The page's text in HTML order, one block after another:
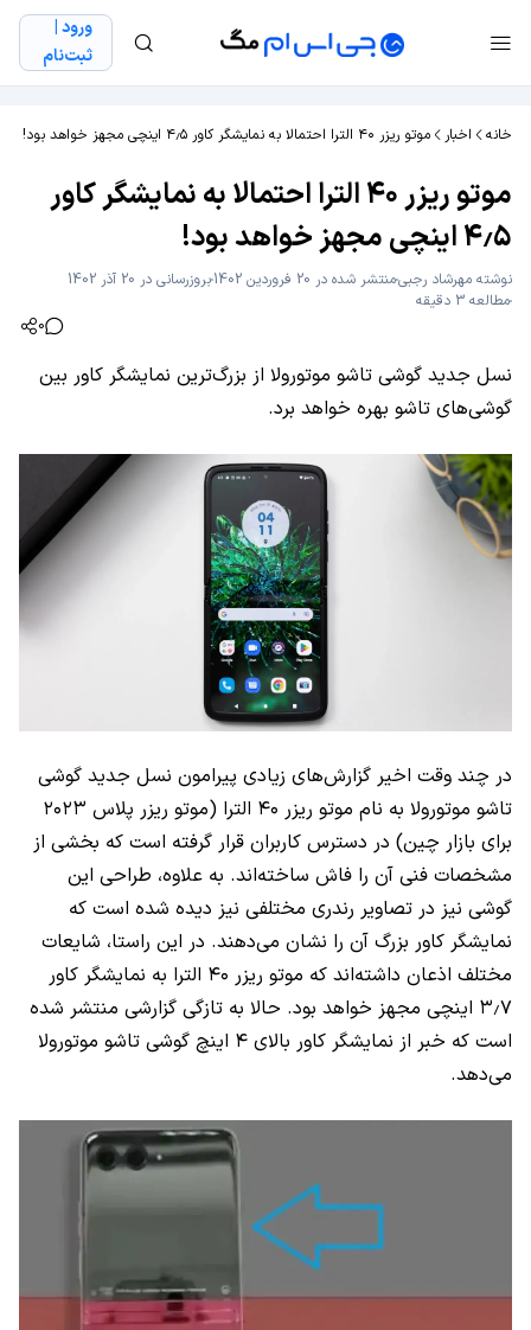
ورود |
ثبت‌نام
خانه اخبار موتو ریزر ۴۰ الترا احتمالا به نمایشگر کاور ۴٫۵ اینچی مجهز خواهد بود!
موتو ریزر ۴۰ الترا احتمالا به نمایشگر کاور
۴٫۵ اینچی مجهز خواهد بود!
نوشته مهرشاد رجبیمنتشر شده در 20 فروردین 1402
بروزرسانی در 20 آذر 1402
مطالعه 3 دقیقه
0
نسل جدید گوشی تاشو موتورولا از بزرگ‌ترین نمایشگر کاور بین
گوشی‌های تاشو بهره خواهد برد.
در چند وقت اخیر گزارش‌های زیادی پیرامون نسل جدید گوشی
تاشو موتورولا به نام موتو ریزر ۴۰ الترا (موتو ریزر پلاس ۲۰۲۳
برای بازار چین) در دسترس کاربران قرار گرفته است که بخشی از
مشخصات فنی آن را فاش ساخته‌اند. به علاوه، طراحی این
گوشی نیز در تصاویر رندری مختلفی نیز دیده شده است که
نمایشگر کاور بزرگ آن را نشان می‌دهند. در این راستا، شایعات
مختلف اذعان داشته‌اند که موتو ریزر ۴۰ الترا به نمایشگر کاور
۳٫۷ اینچی مجهز خواهد بود. حالا به تازگی گزارشی منتشر شده
است که خبر از نمایشگر کاور بالای ۴ اینچ گوشی تاشو موتورولا
می‌دهد.